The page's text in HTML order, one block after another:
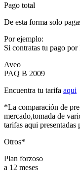
Pago total
De esta forma solo
Por ejemplo:
Si contratas tu pago
Aveo
PAQ B 2009
Encuentra tu tarifa aqui
*La comparación de
mercado,tomada de
tarifas aqui presentadas
Otros*
Plan forzoso
a 12 meses